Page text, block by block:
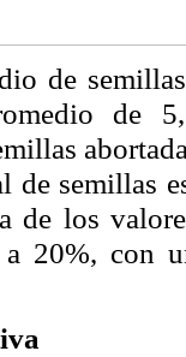
de
de
de semillas
de los
20%, con